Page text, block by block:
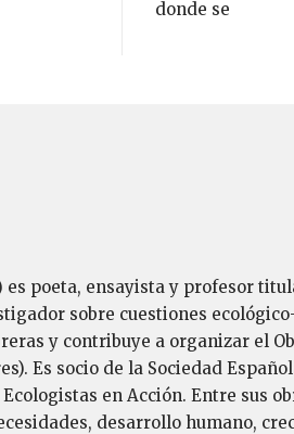
donde se
es poeta, ensayista y profesor
sobre cuestiones
y contribuye a organizar el
Es socio de la Sociedad
en Acción. Entre sus
desarrollo humano,